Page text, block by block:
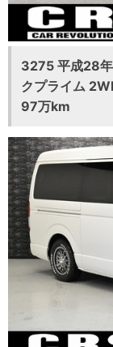
3275 平成28年
クプライム
97万km